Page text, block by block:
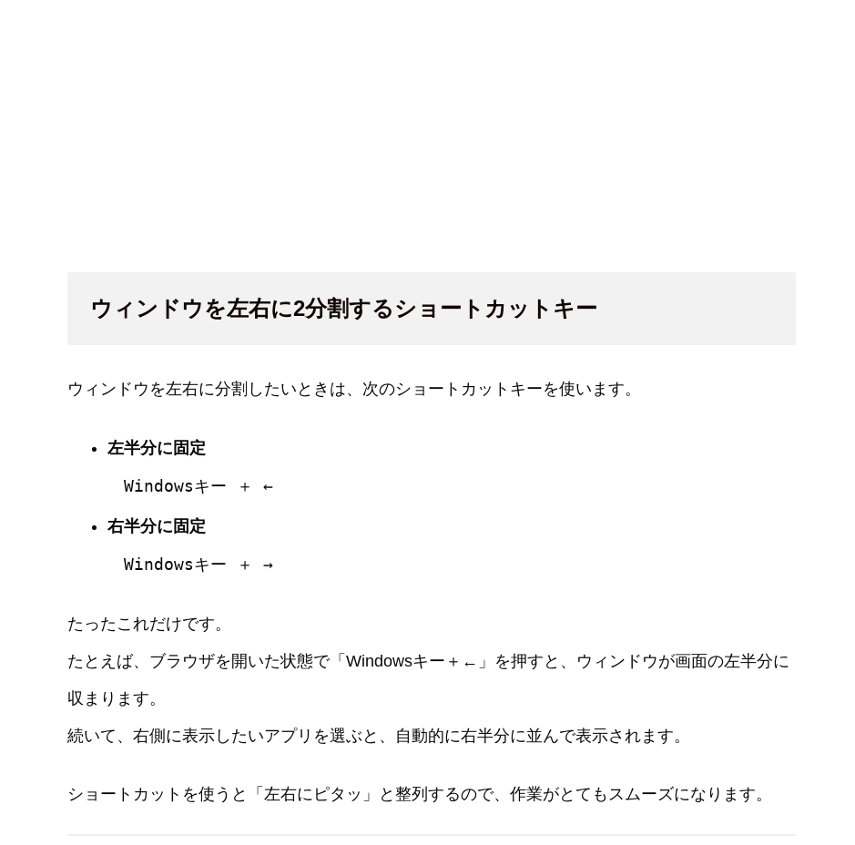
ウィンドウを左右に2分割するショートカットキー
ウィンドウを左右に分割したいときは、次のショートカットキーを使います。
左半分に固定
Windowsキー ＋ ←
右半分に固定
Windowsキー ＋ →
たったこれだけです。
たとえば、ブラウザを開いた状態で「Windowsキー＋←」を押すと、ウィンドウが画面の左半分に
収まります。
続いて、右側に表示したいアプリを選ぶと、自動的に右半分に並んで表示されます。
ショートカットを使うと「左右にピタッ」と整列するので、作業がとてもスムーズになります。